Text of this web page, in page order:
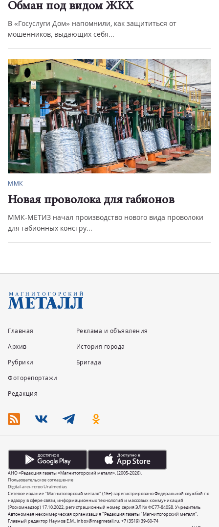
Обман под видом ЖКХ
В «Госуслуги Дом» напомнили, как защититься от
мошенников, выдающих себя...
ММК
Новая проволока для габионов
ММК-МЕТИЗ начал производство нового вида проволоки
для габионных констру...
Главная
Архив
Рубрики
Фоторепортажи
Редакция
Реклама и объявления
История города
Бригада
Сетевое издание "Магнитогорский металл" (16+) зарегистрировано Федеральной службой по
надзору в сфере связи, информационных технологий и массовых коммуникаций
(Роскомнадзор) 17.10.2022, регистрационный номер серия ЭЛ № ФС77-84058. Учредитель
Автономная некоммерческая организация "Редакция газеты "Магнитогорский металл".
Главный редактор Наумов Е.М.,inbox@magmetall.ru,+7 (3519) 39-60-74
Пользовательское соглашение
Digital-агентство Uralmedias
АНО «Редакция газеты «Магнитогорский металл». (2005-2026).